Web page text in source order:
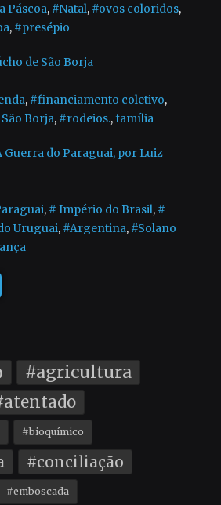
Páscoa, #Natal, #ovos coloridos,
, #presépio
de São Borja
, #financiamento coletivo,
Borja, #rodeios.,família
Guerra do Paraguai, por Luiz
, # Império do Brasil, #
Uruguai, #Argentina, #Solano
#agricultura
#bioquímico
#conciliação
#emboscada